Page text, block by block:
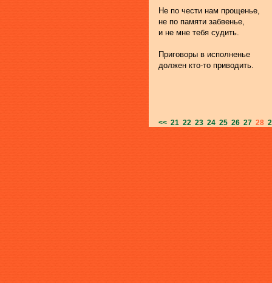
Не по чести нам прощенье,
не по памяти забвенье,
и не мне тебя судить.
Приговоры в исполненье
должен кто-то приводить.
<< 21 22 23 24 25 26 27 28